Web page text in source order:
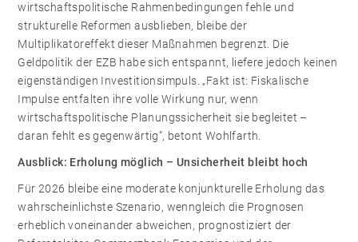
wirtschaftspolitische Rahmenbedingungen fehle und
strukturelle Reformen ausblieben, bleibe der
Multiplikatoreffekt dieser Maßnahmen begrenzt. Die
Geldpolitik der EZB habe sich entspannt, liefere jedoch keinen
eigenständigen Investitionsimpuls. „Fakt ist: Fiskalische
Impulse entfalten ihre volle Wirkung nur, wenn
wirtschaftspolitische Planungssicherheit sie begleitet –
daran fehlt es gegenwärtig“, betont Wohlfarth.
Ausblick: Erholung möglich – Unsicherheit bleibt hoch
Für 2026 bleibe eine moderate konjunkturelle Erholung das
wahrscheinlichste Szenario, wenngleich die Prognosen
erheblich voneinander abweichen, prognostiziert der